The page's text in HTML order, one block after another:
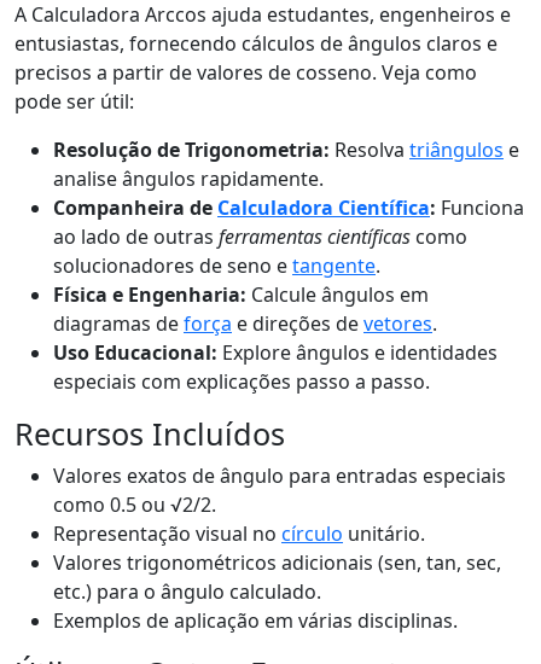
A Calculadora Arccos ajuda estudantes, engenheiros e
entusiastas, fornecendo cálculos de ângulos claros e
precisos a partir de valores de cosseno. Veja como
pode ser útil:
Resolução de Trigonometria: Resolva triângulos e
analise ângulos rapidamente.
Companheira de Calculadora Científica: Funciona
ao lado de outras ferramentas científicas como
solucionadores de seno etangente.
Física e Engenharia: Calcule ângulos em
diagramas deforça e direções devetores.
Uso Educacional: Explore ângulos e identidades
especiais com explicações passo a passo.
Recursos Incluídos
Valores exatos de ângulo para entradas especiais
como 0.5 ou √2/2.
Representação visual no círculo unitário.
Valores trigonométricos adicionais (sen, tan, sec,
etc.) para o ângulo calculado.
Exemplos de aplicação em várias disciplinas.